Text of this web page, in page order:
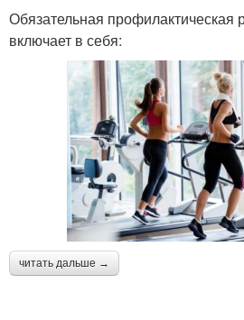
Обязательная профилактическая
включает в себя:
читать дальше →